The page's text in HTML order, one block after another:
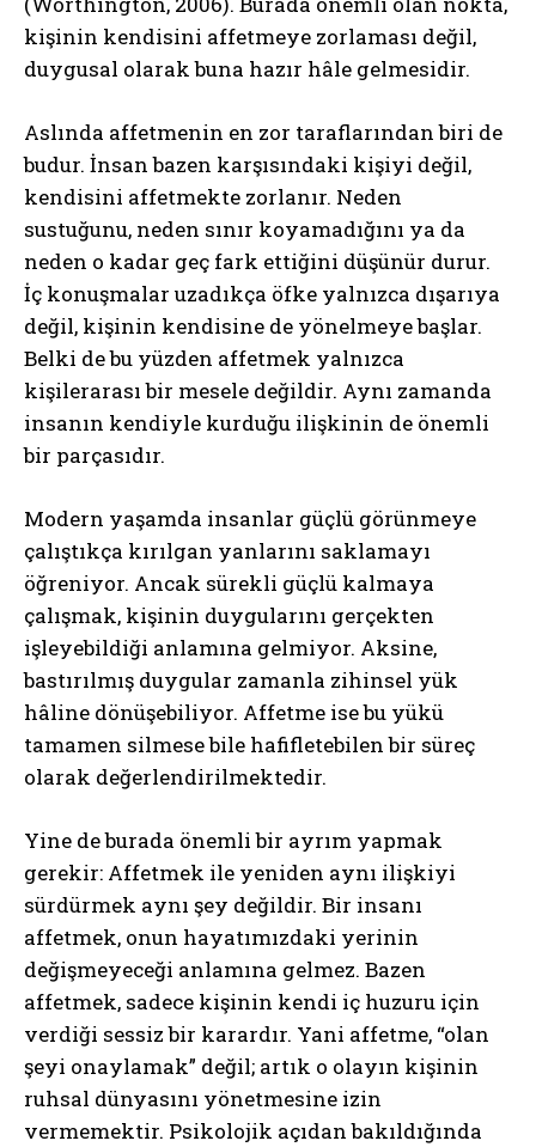
kişinin kendisini affetmeye zorlaması değil,
duygusal olarak buna hazır hâle gelmesidir.
Aslında affetmenin en zor taraflarından biri de
budur. İnsan bazen karşısındaki kişiyi değil,
kendisini affetmekte zorlanır. Neden
sustuğunu, neden sınır koyamadığını ya da
neden o kadar geç fark ettiğini düşünür durur.
İç konuşmalar uzadıkça öfke yalnızca dışarıya
değil, kişinin kendisine de yönelmeye başlar.
Belki de bu yüzden affetmek yalnızca
kişilerarası bir mesele değildir. Aynı zamanda
insanın kendiyle kurduğu ilişkinin de önemli
bir parçasıdır.
Modern yaşamda insanlar güçlü görünmeye
çalıştıkça kırılgan yanlarını saklamayı
öğreniyor. Ancak sürekli güçlü kalmaya
çalışmak, kişinin duygularını gerçekten
işleyebildiği anlamına gelmiyor. Aksine,
bastırılmış duygular zamanla zihinsel yük
hâline dönüşebiliyor. Affetme ise bu yükü
tamamen silmese bile hafifletebilen bir süreç
olarak değerlendirilmektedir.
Yine de burada önemli bir ayrım yapmak
gerekir: Affetmek ile yeniden aynı ilişkiyi
sürdürmek aynı şey değildir. Bir insanı
affetmek, onun hayatımızdaki yerinin
değişmeyeceği anlamına gelmez. Bazen
affetmek, sadece kişinin kendi iç huzuru için
verdiği sessiz bir karardır. Yani affetme, “olan
şeyi onaylamak” değil; artık o olayın kişinin
ruhsal dünyasını yönetmesine izin
vermemektir. Psikolojik açıdan bakıldığında